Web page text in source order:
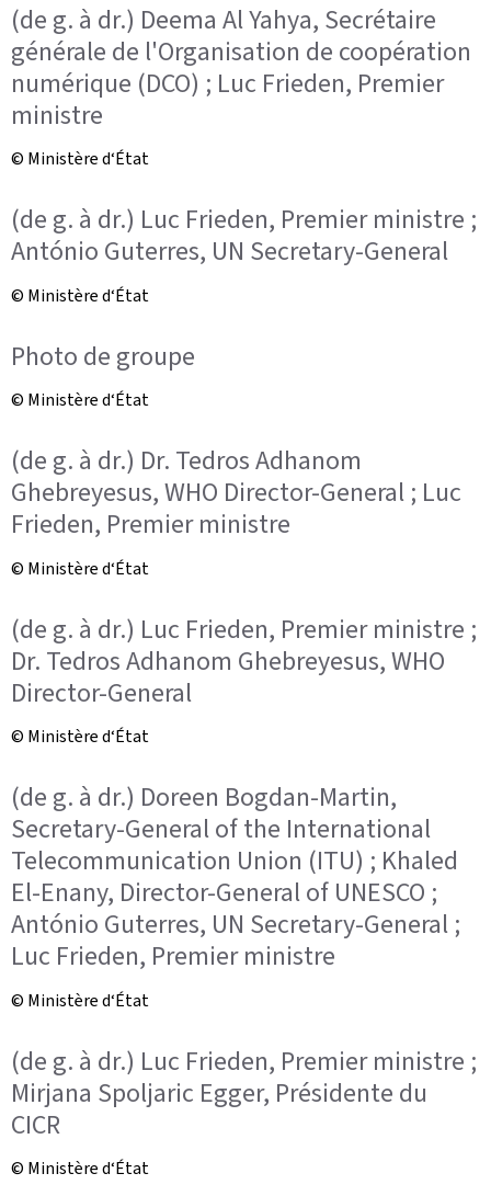
(de g. à dr.) Deema Al Yahya, Secrétaire
générale de l'Organisation de coopération
numérique (DCO) ; Luc Frieden, Premier
ministre
© Ministère d‘État
(de g. à dr.) Luc Frieden, Premier ministre ;
António Guterres, UN Secretary-General
© Ministère d‘État
Photo de groupe
© Ministère d‘État
(de g. à dr.) Dr. Tedros Adhanom
Ghebreyesus, WHO Director-General ; Luc
Frieden, Premier ministre
© Ministère d‘État
(de g. à dr.) Luc Frieden, Premier ministre ;
Dr. Tedros Adhanom Ghebreyesus, WHO
Director-General
© Ministère d‘État
(de g. à dr.) Doreen Bogdan-Martin,
Secretary-General of the International
Telecommunication Union (ITU) ; Khaled
El-Enany, Director-General of UNESCO ;
António Guterres, UN Secretary-General ;
Luc Frieden, Premier ministre
© Ministère d‘État
(de g. à dr.) Luc Frieden, Premier ministre ;
Mirjana Spoljaric Egger, Présidente du
CICR
© Ministère d‘État